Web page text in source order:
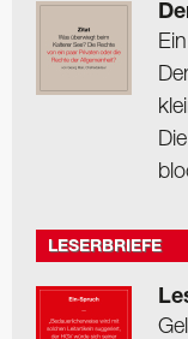
LESERBRIEFE